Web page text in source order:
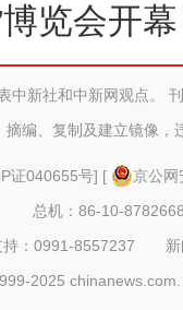
览会开幕
中新社和中新网观点。
摘编、复制及建立镜像，
证040655号] [
京公
总机：86-10-
持：0991-8557237
2025